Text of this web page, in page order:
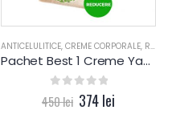
,REDUCERI,RELAXARE,
ANTICELULITICE, CREME CORPORALE, REDUCERI
Pachet Best 1 Creme Yamuna, 1 L si prosop Yamuna
out of 5
450lei 374lei